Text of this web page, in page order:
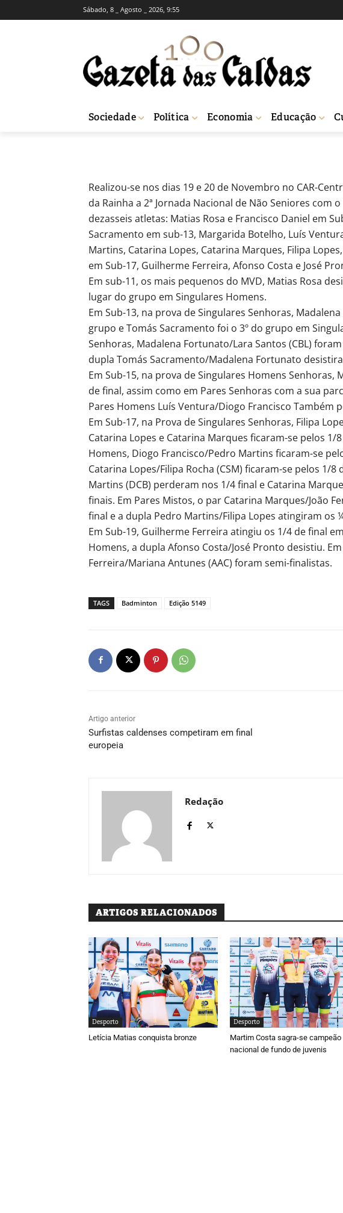
Sábado, 8 _ Agosto _ 2026, 9:55
Sociedade Política Economia Educação
DESPORTO
MVD na 2ª jornada
Redação 25 de Novembro, 2016
Realizou-se nos dias 19 e 20 de Novembro no CAR-
da Rainha a 2ª Jornada Nacional de Não Seniores com
dezasseis atletas: Matias Rosa e Francisco Daniel em
Sacramento em sub-13, Margarida Botelho, Luís
Martins, Catarina Lopes, Catarina Marques, Filipa
em Sub-17, Guilherme Ferreira, Afonso Costa e José
Em sub-11, os mais pequenos do MVD, Matias Rosa
lugar do grupo em Singulares Homens.
Em Sub-13, na prova de Singulares Senhoras,
grupo e Tomás Sacramento foi o 3º do grupo em
Senhoras, Madalena Fortunato/Lara Santos (CBL)
dupla Tomás Sacramento/Madalena Fortunato
Em Sub-15, na prova de Singulares Homens
de final, assim como em Pares Senhoras com a sua
Pares Homens Luís Ventura/Diogo Francisco Também
Em Sub-17, na Prova de Singulares Senhoras, Filipa
Catarina Lopes e Catarina Marques ficaram-se pelos 1/
Homens, Diogo Francisco/Pedro Martins ficaram-se
Catarina Lopes/Filipa Rocha (CSM) ficaram-se pelos 1/
Martins (DCB) perderam nos 1/4 final e Catarina
finais. Em Pares Mistos, o par Catarina Marques/João
final e a dupla Pedro Martins/Filipa Lopes atingiram os
Em Sub-19, Guilherme Ferreira atingiu os 1/4 de final
Homens, a dupla Afonso Costa/José Pronto desistiu.
Ferreira/Mariana Antunes (AAC) foram semi-finalistas.
TAGS Badminton Edição 5149
Artigo anterior
Surfistas caldenses competiram em final
europeia
Redação
ARTIGOS RELACIONADOS
Desporto
Letícia Matias conquista bronze
Desporto
Martim Costa sagra-se campeão
nacional de fundo de juvenis